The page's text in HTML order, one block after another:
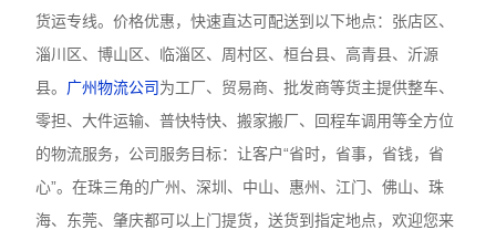
货运专线。价格优惠，快速直达可配送到以下地点：张店区、
淄川区、博山区、临淄区、周村区、桓台县、高青县、沂源
县。 广州物流公司为工厂、贸易商、批发商等货主提供整车、
零担、大件运输、普快特快、搬家搬厂、回程车调用等全方位
的物流服务，公司服务目标：让客户“省时，省事，省钱，省
心”。在珠三角的广州、深圳、中山、惠州、江门、佛山、珠
海、东莞、肇庆都可以上门提货，送货到指定地点，欢迎您来